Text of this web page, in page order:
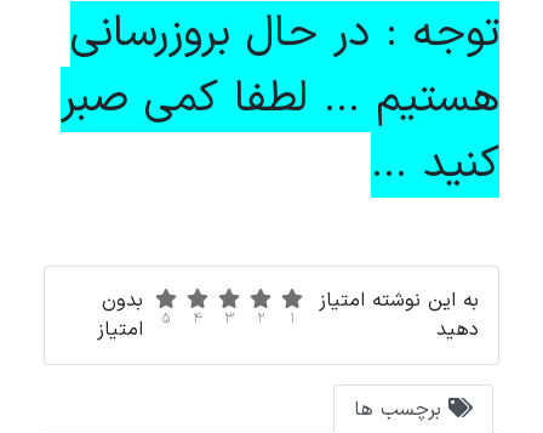
توجه : در حال بروزرسانی
هستیم ... لطفا کمی صبر
کنید ...
به این نوشته امتیاز
دهید
1
2
3
4
5
بدون
امتیاز
برچسب ها